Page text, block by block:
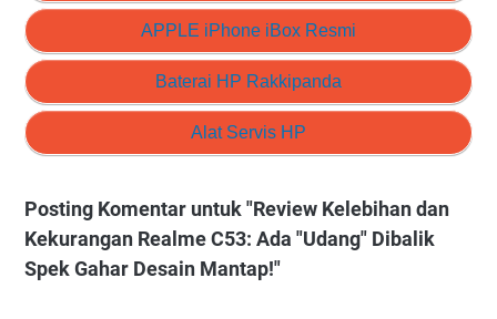
APPLE iPhone iBox Resmi
Baterai HP Rakkipanda
Alat Servis HP
Posting Komentar untuk "Review Kelebihan dan
Kekurangan Realme C53: Ada "Udang" Dibalik
Spek Gahar Desain Mantap!"